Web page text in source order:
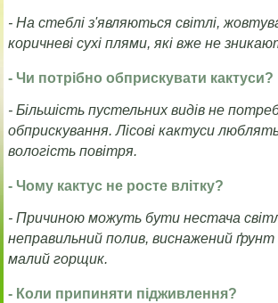
- На стеблі з'являються світлі,
коричневі сухі плями, які вже не
- Чи потрібно обприскувати кактуси?
- Більшість пустельних видів не
обприскування. Лісові кактуси
вологість повітря.
- Чому кактус не росте влітку?
- Причиною можуть бути нестача
неправильний полив, виснажений
малий горщик.
- Коли припиняти підживлення?